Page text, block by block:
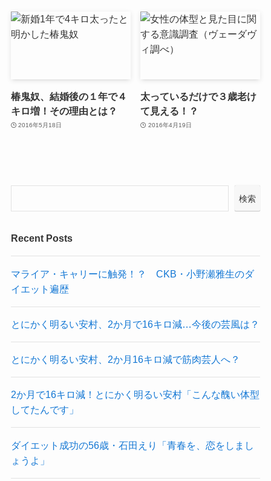
椿鬼奴、結婚後の１年で４
キロ増！その理由とは？
2016年5月18日
太っているだけで３歳老け
て見える！？
2016年4月19日
検索
Recent Posts
マライア・キャリーに触発！？ CKB・小野瀬雅生のダ
イエット遍歴
とにかく明るい安村、2か月で16キロ減…今後の芸風は？
とにかく明るい安村、2か月16キロ減で筋肉芸人へ？
2か月で16キロ減！とにかく明るい安村「こんな醜い体型
してたんです」
ダイエット成功の56歳・石田えり「青春を、恋をしまし
ょうよ」